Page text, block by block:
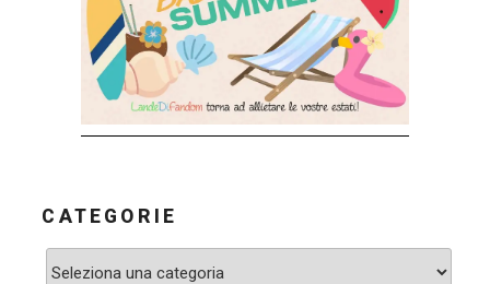
CATEGORIE
Categorie